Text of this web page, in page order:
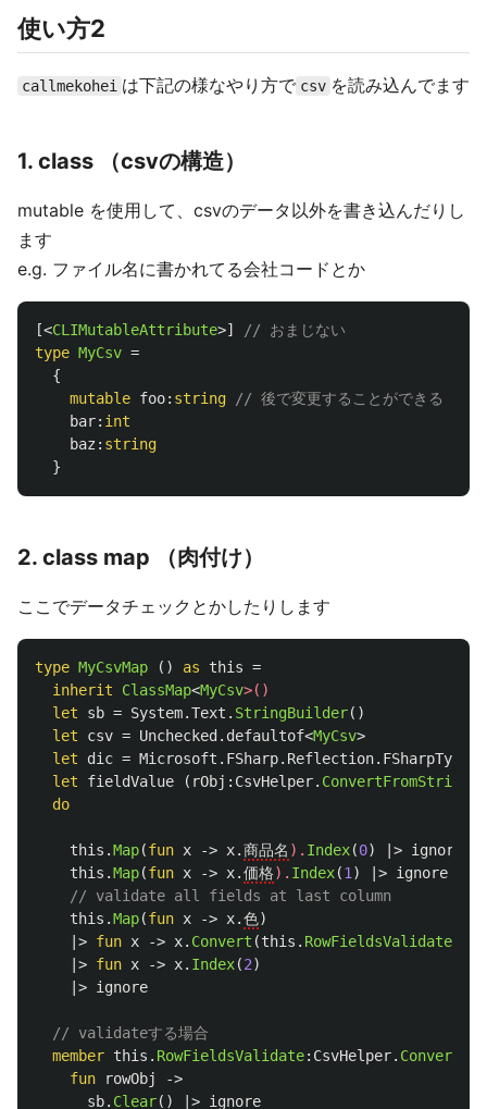
使い方2
callmekohei は下記の様なやり方で csv を読み込んでます
1. class （csvの構造）
mutable を使用して、csvのデータ以外を書き込んだりし
ます
e.g. ファイル名に書かれてる会社コードとか
[<CLIMutableAttribute>]
// おまじない
type MyCsv =
{
mutable foo: string
// 後で変更することができる
bar: int
baz : string
}
2. class map （肉付け）
ここでデータチェックとかしたりします
type MyCsvMap () as this =
inherit
ClassMap<MyCsv>()
let
sb = System.Text . StringBuilder()
let
csv = Unchecked . defaultof<MyCsv>
let
dic = Microsoft . FSharp. Reflection. FSharpType
let
fieldValue ( rObj : CsvHelper.
do
this .Map(fun x -> x.商品名 ). Index(0) |> ignore
this .Map(fun x -> x.価格). Index(1 ) |> ignore
// validate all fields at last column
this .Map(fun x -> x.色)
|> fun x -> x. Convert (this . RowFieldsValidate
|> fun x -> x. Index(2)
|> ignore
// validateする場合
member this . RowFieldsValidate: CsvHelper.
fun
rowObj
->
sb. Clear() |> ignore